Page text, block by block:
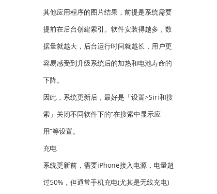
其他应用程序的图片结果，前提是系统需要
提前在后台创建索引。软件安装得越多，数
据量就越大，后台运行时间就越长，用户更
容易感受到升级系统后的加热和电池寿命的
下降。
因此，系统更新后，最好是「设置>Siri和搜
索」关闭不同软件下的“在搜索中显示应
用”等设置。
充电
系统更新前，需要iPhone接入电源，电量超
过50%，但通常手机充电(尤其是无线充电)